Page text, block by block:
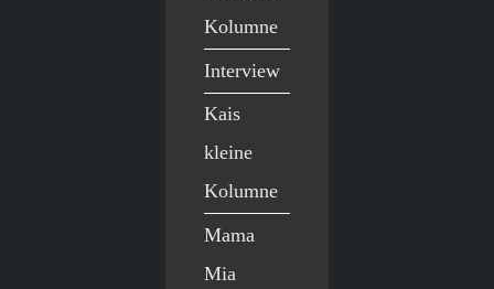
Kolumne
Interview
Kais
kleine
Kolumne
Mama
Mia